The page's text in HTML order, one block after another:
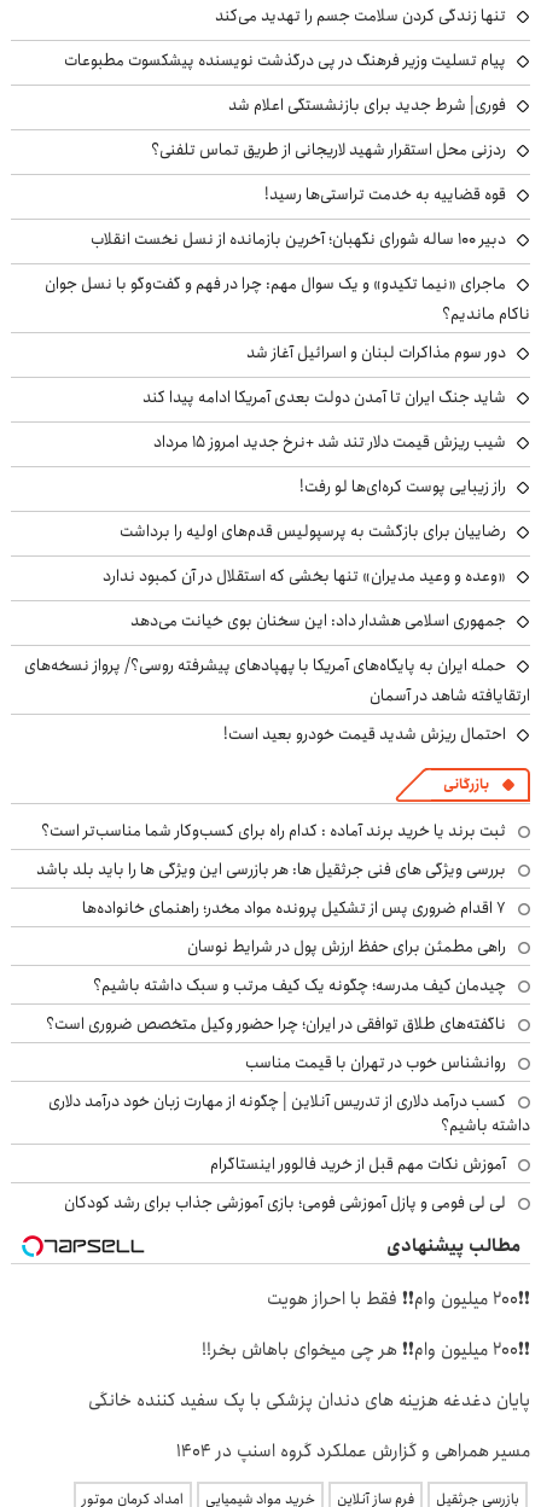
تنها زندگی کردن سلامت جسم را تهدید می‌کند
پیام تسلیت وزیر فرهنگ در پی درگذشت نویسنده پیشکسوت مطبوعات
فوری| شرط جدید برای بازنشستگی اعلام شد
ردزنی محل استقرار شهید لاریجانی از طریق تماس تلفنی؟
قوه قضاییه به خدمت تراستی‌ها رسید!
دبیر ۱۰۰ ساله شورای نگهبان؛ آخرین بازمانده از نسل نخست انقلاب
ماجرای «نیما تکیدو» و یک سوال مهم: چرا در فهم و گفت‌وگو با نسل جوان
ناکام ماندیم؟
دور سوم مذاکرات لبنان و اسرائیل آغاز شد
شاید جنگ ایران تا آمدن دولت بعدی آمریکا ادامه پیدا کند
شیب ریزش قیمت دلار تند شد +نرخ جدید امروز ۱۵ مرداد
راز زیبایی پوست کره‌ای‌ها لو رفت!
رضاییان برای بازگشت به پرسپولیس قدم‌های اولیه را برداشت
«وعده و وعید مدیران» تنها بخشی که استقلال در آن کمبود ندارد
جمهوری اسلامی هشدار داد: این سخنان بوی خیانت می‌دهد
حمله ایران به پایگاه‌های آمریکا با پهپادهای پیشرفته روسی؟/ پرواز نسخه‌های
ارتقایافته شاهد در آسمان
احتمال ریزش شدید قیمت خودرو بعید است!
بازرگانی
ثبت برند یا خرید برند آماده : کدام راه برای کسب‌وکار شما مناسب‌تر است؟
بررسی ویژگی های فنی جرثقیل ها: هر بازرسی این ویژگی ها را باید بلد باشد
۷ اقدام ضروری پس از تشکیل پرونده مواد مخدر؛ راهنمای خانواده‌ها
راهی مطمئن برای حفظ ارزش پول در شرایط نوسان
چیدمان کیف مدرسه؛ چگونه یک کیف مرتب و سبک داشته باشیم؟
ناگفته‌های طلاق توافقی در ایران؛ چرا حضور وکیل متخصص ضروری است؟
روانشناس خوب در تهران با قیمت مناسب
کسب درآمد دلاری از تدریس آنلاین | چگونه از مهارت زبان خود درآمد دلاری
داشته باشیم؟
آموزش نکات مهم قبل از خرید فالوور اینستاگرام
لی لی فومی و پازل آموزشی فومی؛ بازی آموزشی جذاب برای رشد کودکان
مطالب پیشنهادی
❗❗200 میلیون وام❗❗ فقط با احراز هویت
❗❗200 میلیون وام❗❗ هر چی میخوای باهاش بخر!!
پایان دغدغه هزینه های دندان پزشکی با پک سفید کننده خانگی
مسیر همراهی و گزارش عملکرد گروه اسنپ در ۱۴۰۴
بازرسی جرثقیل فرم ساز آنلاین خرید مواد شیمیایی امداد کرمان موتور